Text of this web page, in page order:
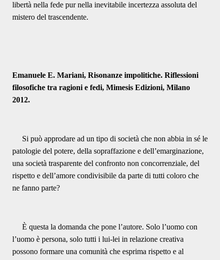
libertà nella fede pur nella inevitabile incertezza assoluta del
mistero del trascendente.
Emanuele E. Mariani, Risonanze impolitiche. Riflessioni
filosofiche tra ragioni e fedi, Mimesis Edizioni, Milano
2012.
Si può approdare ad un tipo di società che non abbia in sé le
patologie del potere, della sopraffazione e dell’emarginazione,
una società trasparente del confronto non concorrenziale, del
rispetto e dell’amore condivisibile da parte di tutti coloro che
ne fanno parte?
È questa la domanda che pone l’autore. Solo l’uomo con
l’uomo è persona, solo tutti i lui-lei in relazione creativa
possono formare una comunità che esprima rispetto e al